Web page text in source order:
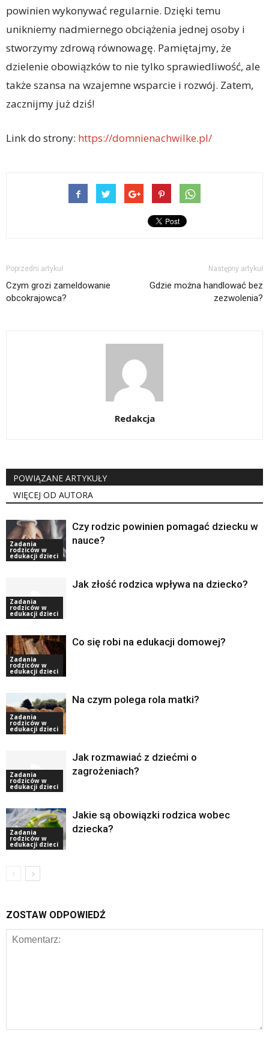
powinien wykonywać regularnie. Dzięki temu
unikniemy nadmiernego obciążenia jednej osoby i
stworzymy zdrową równowagę. Pamiętajmy, że
dzielenie obowiązków to nie tylko sprawiedliwość, ale
także szansa na wzajemne wsparcie i rozwój. Zatem,
zacznijmy już dziś!
Link do strony: https://domnienachwilke.pl/
Poprzedni artykuł
Czym grozi zameldowanie
obcokrajowca?
Następny artykuł
Gdzie można handlować bez
zezwolenia?
Redakcja
POWIĄZANE ARTYKUŁY
WIĘCEJ OD AUTORA
Zadania
rodziców w
edukacji dzieci
Czy rodzic powinien pomagać dziecku w
nauce?
Zadania
rodziców w
edukacji dzieci
Jak złość rodzica wpływa na dziecko?
Zadania
rodziców w
edukacji dzieci
Co się robi na edukacji domowej?
Zadania
rodziców w
edukacji dzieci
Na czym polega rola matki?
Zadania
rodziców w
edukacji dzieci
Jak rozmawiać z dziećmi o
zagrożeniach?
Zadania
rodziców w
edukacji dzieci
Jakie są obowiązki rodzica wobec
dziecka?
ZOSTAW ODPOWIEDŹ